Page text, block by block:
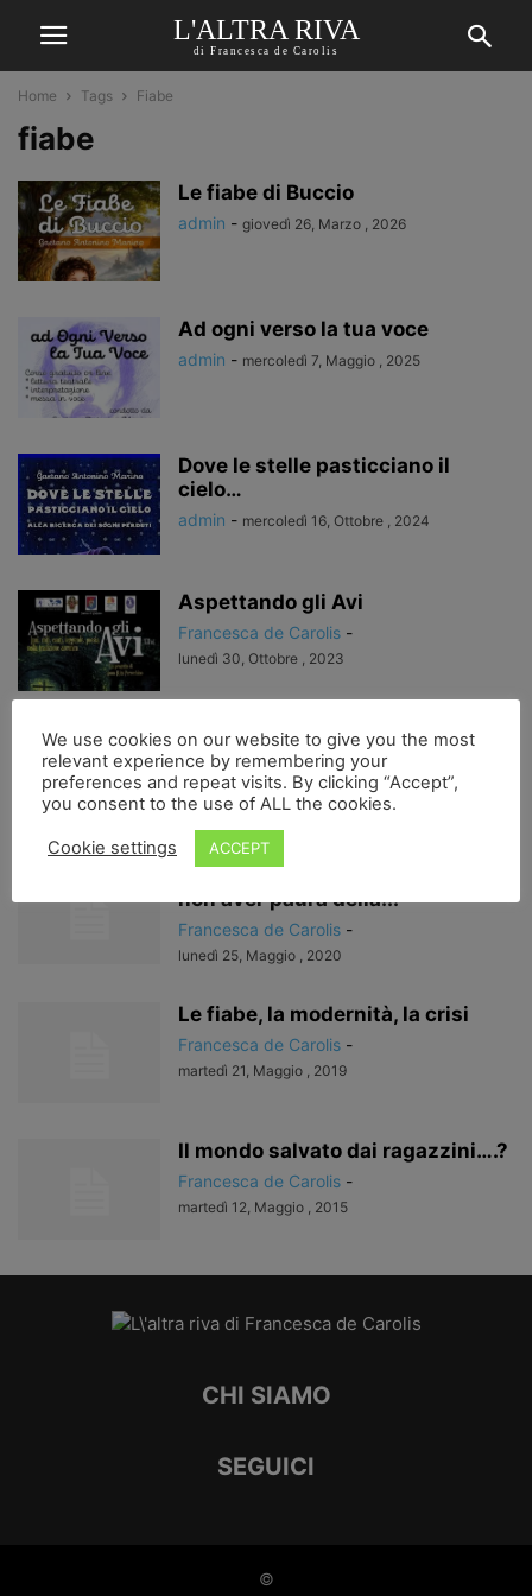
L'ALTRA RIVA
di Francesca de Carolis
Home Tags Fiabe
fiabe
Le fiabe di Buccio
admin - giovedì 26, Marzo , 2026
Ad ogni verso la tua voce
admin - mercoledì 7, Maggio , 2025
Dove le stelle pasticciano il
cielo…
admin - mercoledì 16, Ottobre , 2024
Aspettando gli Avi
Francesca de Carolis -
lunedì 30, Ottobre , 2023
A proposito di fiabe…
Francesca de Carolis -
mercoledì 27, Maggio , 2020
non aver paura della...
Francesca de Carolis -
lunedì 25, Maggio , 2020
Le fiabe, la modernità, la crisi
Francesca de Carolis -
martedì 21, Maggio , 2019
Il mondo salvato dai ragazzini….?
Francesca de Carolis -
martedì 12, Maggio , 2015
CHI SIAMO
SEGUICI
©
We use cookies on our website to give you the most
relevant experience by remembering your
preferences and repeat visits. By clicking “Accept”,
you consent to the use of ALL the cookies.
Cookie settings ACCEPT